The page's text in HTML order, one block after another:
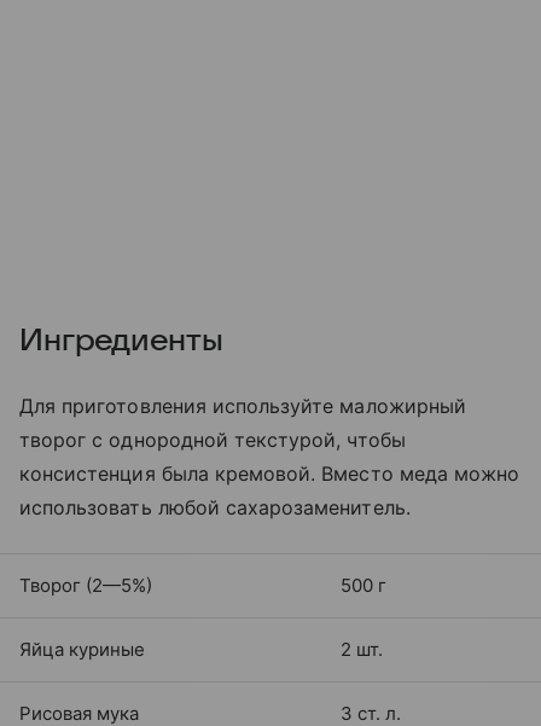
Ингредиенты
Для приготовления используйте маложирный
творог с однородной текстурой, чтобы
консистенция была кремовой. Вместо меда можно
использовать любой сахарозаменитель.
Творог (2—5%) 500 г
Яйца куриные 2 шт.
Рисовая мука 3 ст. л.